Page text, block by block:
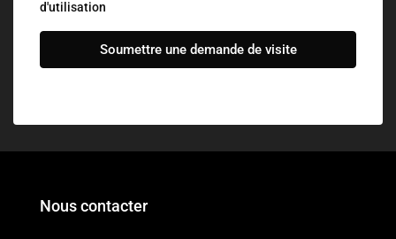
d'utilisation
Soumettre une demande de visite
Nous contacter